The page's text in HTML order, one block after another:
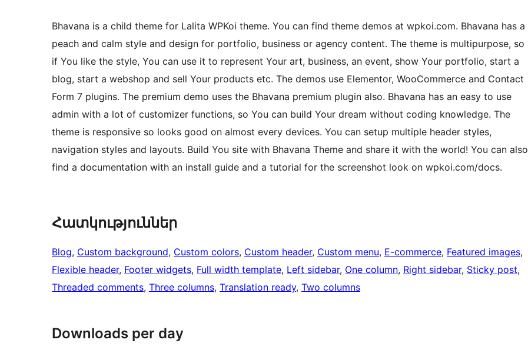
Bhavana is a child theme for Lalita WPKoi theme. You can find theme demos at wpkoi.com. Bhavana has a
peach and calm style and design for portfolio, business or agency content. The theme is multipurpose, so
if You like the style, You can use it to represent Your art, business, an event, show Your portfolio, start a
blog, start a webshop and sell Your products etc. The demos use Elementor, WooCommerce and Contact
Form 7 plugins. The premium demo uses the Bhavana premium plugin also. Bhavana has an easy to use
admin with a lot of customizer functions, so You can build Your dream without coding knowledge. The
theme is responsive so looks good on almost every devices. You can setup multiple header styles,
navigation styles and layouts. Build You site with Bhavana Theme and share it with the world! You can also
find a documentation with an install guide and a tutorial for the screenshot look on wpkoi.com/docs.
Հատկություններ
Blog, Custom background, Custom colors, Custom header, Custom menu, E-commerce, Featured images
Flexible header, Footer widgets, Full width template, Left sidebar, One column, Right sidebar, Sticky post
Threaded comments, Three columns, Translation ready, Two columns
Downloads per day